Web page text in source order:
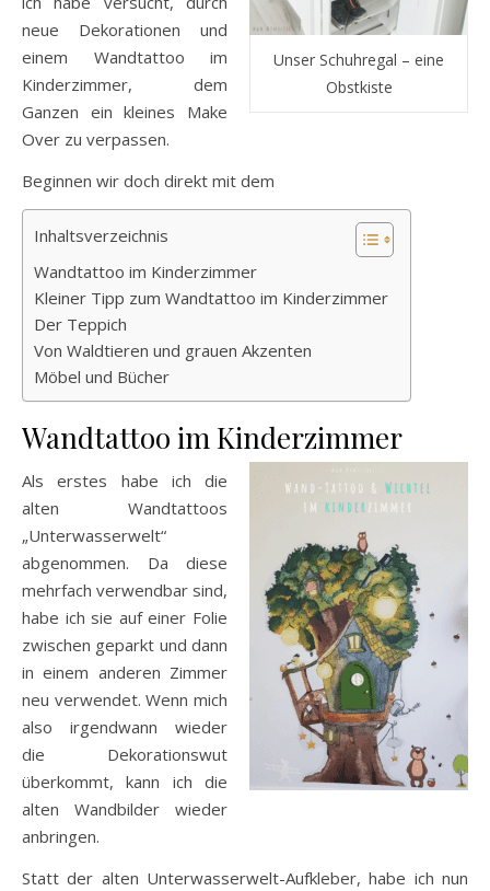
Unser Schuhregal – eine
Obstkiste
neue Dekorationen und
einem Wandtattoo im
Kinderzimmer, dem
Ganzen ein kleines Make
Over zu verpassen.
Beginnen wir doch direkt mit dem
Inhaltsverzeichnis
Wandtattoo im Kinderzimmer
Kleiner Tipp zum Wandtattoo im Kinderzimmer
Der Teppich
Von Waldtieren und grauen Akzenten
Möbel und Bücher
Wandtattoo im Kinderzimmer
Als erstes habe ich die
alten Wandtattoos
„Unterwasserwelt“
abgenommen. Da diese
mehrfach verwendbar sind,
habe ich sie auf einer Folie
zwischen geparkt und dann
in einem anderen Zimmer
neu verwendet. Wenn mich
also irgendwann wieder
die Dekorationswut
überkommt, kann ich die
alten Wandbilder wieder
anbringen.
Statt der alten Unterwasserwelt-Aufkleber, habe ich nun